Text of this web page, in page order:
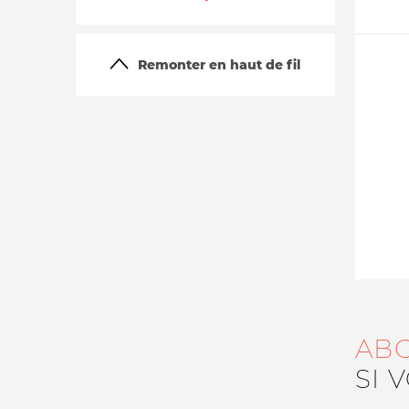
Remonter en haut de fil
SI